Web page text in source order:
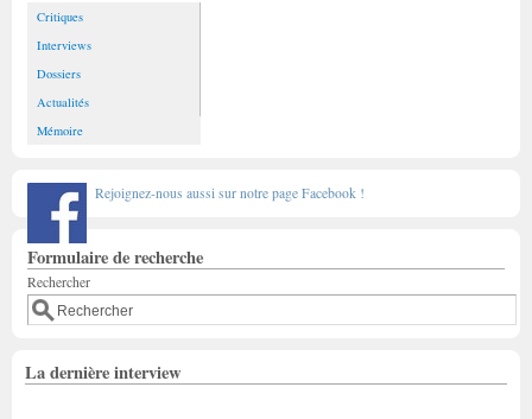
Critiques
Interviews
Dossiers
Actualités
Mémoire
Rejoignez-nous aussi sur notre page Facebook !
Formulaire de recherche
Rechercher
La dernière interview